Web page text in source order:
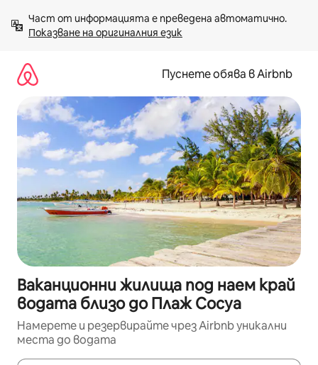
към
съдържанието
Показване на оригиналния език
Пуснете обява в Airbnb
Ваканционни жилища под наем край
водата близо до Плаж Сосуа
Намерете и резервирайте чрез Airbnb уникални
места до водата